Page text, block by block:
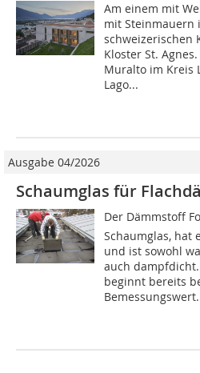
Am einem mit
mit Steinmauern
schweizerischen
Kloster St.
Muralto im Kreis
Lago...
Ausgabe 04/2026
Schaumglas für
Der Dämmstoff
Schaumglas, hat
und ist sowohl
auch
beginnt bereits